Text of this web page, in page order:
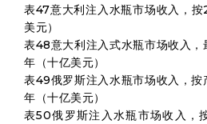
表47意大利注入水瓶市场收入，
美元）
表48意大利注入式水瓶市场收入
年（十亿美元）
表49俄罗斯注入水瓶市场收入，
年（十亿美元）
表50俄罗斯注入水瓶市场收入